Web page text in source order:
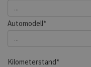
Automodell*
Kilometerstand*